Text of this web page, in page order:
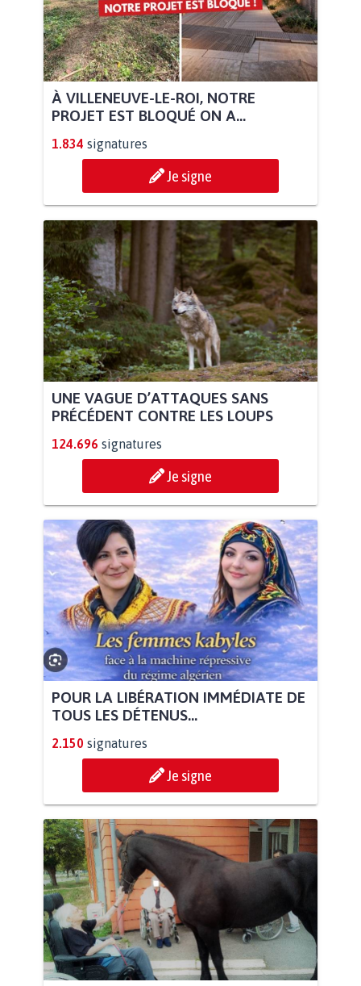
À VILLENEUVE-LE-ROI, NOTRE
PROJET EST BLOQUÉ ON A...
1.834 signatures
Je signe
UNE VAGUE D’ATTAQUES SANS
PRÉCÉDENT CONTRE LES LOUPS
124.696 signatures
Je signe
POUR LA LIBÉRATION IMMÉDIATE DE
TOUS LES DÉTENUS...
2.150 signatures
Je signe